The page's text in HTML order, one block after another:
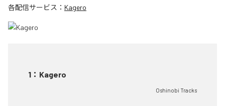
各配信サービス： Kagero
1 ： Kagero
Oshinobi Tracks